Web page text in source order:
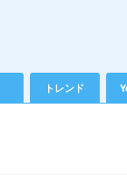
トレンド